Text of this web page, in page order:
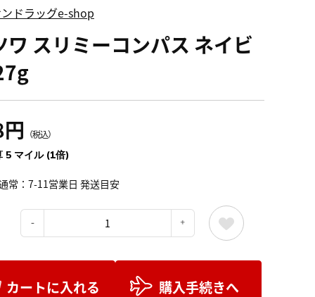
ドラッグe-shop
ワ スリミーコンパス ネイビ
（税込）
5 マイル (1倍)
常：7-11営業日 発送目安
カートに入れる 購入手続きへ